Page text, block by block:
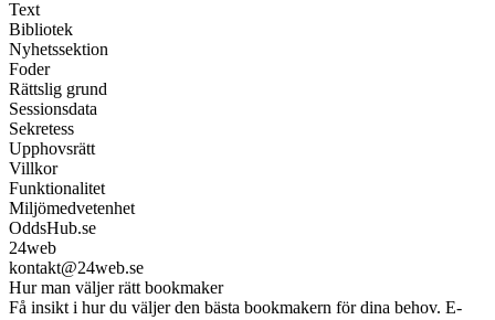
Text
Bibliotek
Nyhetssektion
Foder
Rättslig grund
Sessionsdata
Sekretess
Upphovsrätt
Villkor
Funktionalitet
Miljömedvetenhet
OddsHub.se
24web
kontakt@24web.se
Hur man väljer rätt bookmaker
Få insikt i hur du väljer den bästa bookmakern för dina behov. E-